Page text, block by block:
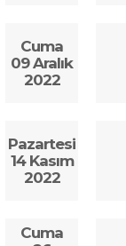
Cuma
09 Aralık
2022
Pazartesi
14 Kasım
2022
Cuma